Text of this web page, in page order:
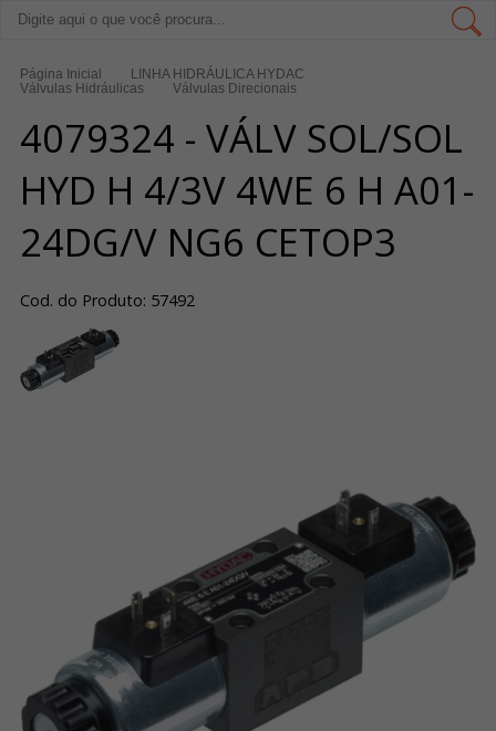
Página Inicial
LINHA HIDRÁULICA HYDAC
Válvulas Hidráulicas
Válvulas Direcionais
4079324 - VÁLV SOL/SOL
HYD H 4/3V 4WE 6 H A01-
24DG/V NG6 CETOP3
Cod. do Produto: 57492